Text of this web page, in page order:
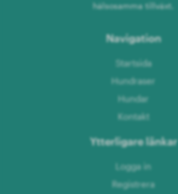
hälsosamma tillväxt.
Navigation
Startsida
Hundraser
Hundar
Kontakt
Ytterligare länkar
Logga in
Registrera